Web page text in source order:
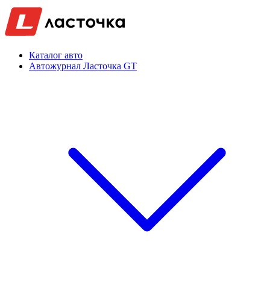
Каталог авто
Автожурнал Ласточка GT